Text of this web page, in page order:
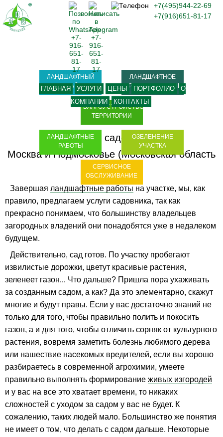
Услуги садовника
Москва и Подмосковье (Московская область
- МО)
Завершая ландшафтные работы на участке, мы, как
правило, предлагаем услуги садовника, так как
прекрасно понимаем, что большинству владельцев
загородных владений они понадобятся уже в недалеком
будущем.
Действительно, сад готов. По участку пробегают
извилистые дорожки, цветут красивые растения,
зеленеет газон... Что дальше? Пришла пора ухаживать
за созданным садом, а как? Да это элементарно, скажут
многие и будут правы. Если у вас достаточно знаний не
только для того, чтобы правильно полить и покосить
газон, а и для того, чтобы отличить сорняк от культурного
растения, вовремя заметить болезнь любимого дерева
или нашествие насекомых вредителей, если вы хорошо
разбираетесь в современной агрохимии, умеете
правильно выполнять формирование живых изгородей
и у вас на все это хватает времени, то никаких
сложностей с уходом за садом у вас не будет. К
сожалению, таких людей мало. Большинство же понятия
не имеет о том, что делать с садом дальше. Некоторые
+7(495)944-22-69
+7(916)651-81-17
ГЛАВНАЯ УСЛУГИ ЦЕНЫ ПОРТФОЛИО
О
КОМПАНИИ
КОНТАКТЫ
ЛАНДШАФТНЫЙ
ДИЗАЙН
ЛАНДШАФТНОЕ
ПРОЕКТИРОВАНИЕ
БЛАГОУСТРОЙСТВО
ТЕРРИТОРИИ
ЛАНДШАФТНЫЕ
РАБОТЫ
ОЗЕЛЕНЕНИЕ
УЧАСТКА
СЕРВИСНОЕ
ОБСЛУЖИВАНИЕ